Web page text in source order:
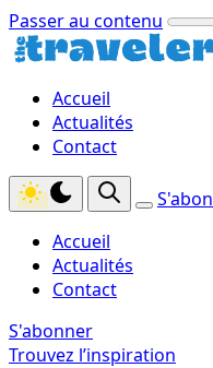
Passer au contenu
Accueil
Actualités
Contact
Accueil
Actualités
Contact
S'abonner
Trouvez l’inspiration